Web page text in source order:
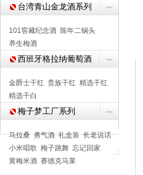
台湾青山金龙酒系列
101窖藏纪念酒 陈年二锅头
养生梅酒
西班牙格拉纳葡萄酒
金爵士干红 贵族干红 精选干红
精选干白
梅子梦工厂系列
马拉桑 勇气酒 礼盒装 长老说话
小米唱歌 梅子跳舞 忘记回家
黄梅米酒 赛德克马莱